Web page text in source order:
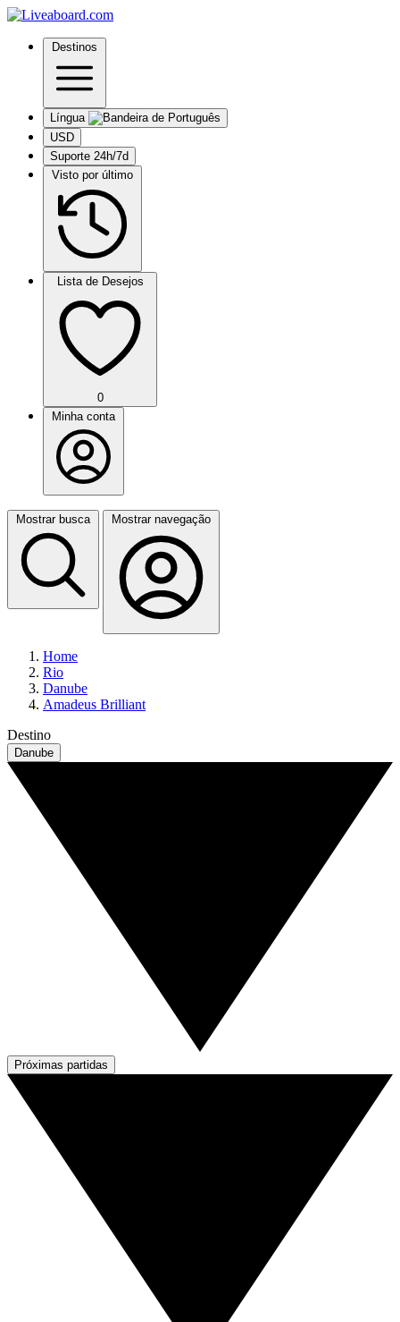
Destinos
Língua
USD
Suporte 24h/7d
Visto por último
Lista de Desejos
0
Minha conta
Mostrar busca Mostrar navegação
Home
Rio
Danube
Amadeus Brilliant
Destino
Danube
Próximas partidas